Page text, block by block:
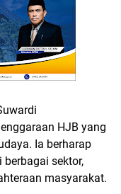
HJB yang
Ia berharap
berbagai sektor,
masyarakat.